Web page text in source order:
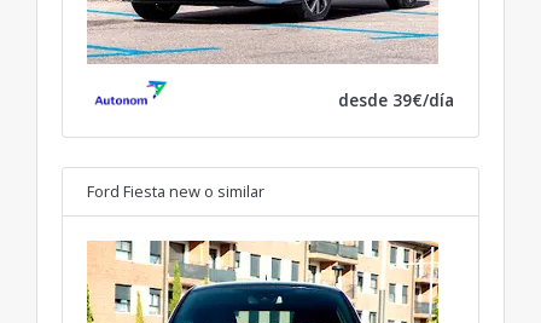
desde 39€/día
Ford Fiesta new o similar